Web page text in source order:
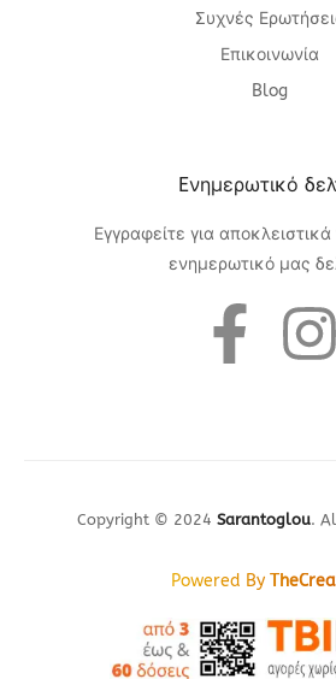
Συχνές
Επικοινωνία
Blog
Eνημερωτικό
Εγγραφείτε για
ενημερωτικό μας
Copyright © 2024 Sarantoglou.
Powered By